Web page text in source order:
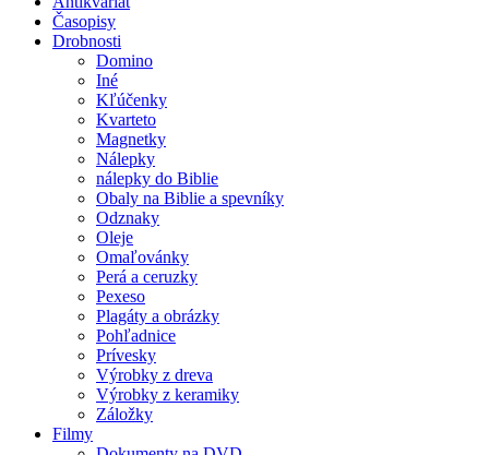
Časopisy
Drobnosti
Domino
Iné
Kľúčenky
Kvarteto
Magnetky
Nálepky
nálepky do Biblie
Obaly na Biblie a spevníky
Odznaky
Oleje
Omaľovánky
Perá a ceruzky
Pexeso
Plagáty a obrázky
Pohľadnice
Prívesky
Výrobky z dreva
Výrobky z keramiky
Záložky
Filmy